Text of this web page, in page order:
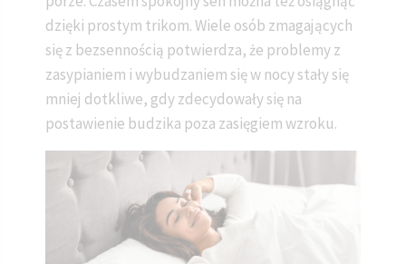
dzięki prostym trikom. Wiele osób zmagających
się z bezsennością potwierdza, że problemy z
zasypianiem i wybudzaniem się w nocy stały się
mniej dotkliwe, gdy zdecydowały się na
postawienie budzika poza zasięgiem wzroku.